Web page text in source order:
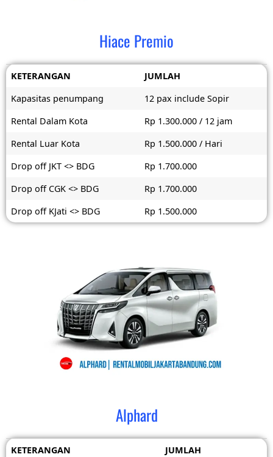
Hiace Premio
KETERANGAN
JUMLAH
Kapasitas penumpang
12 pax include Sopir
Rental Dalam Kota
Rp 1.300.000 / 12 jam
Rental Luar Kota
Rp 1.500.000 / Hari
Drop off JKT <> BDG
Rp 1.700.000
Drop off CGK <> BDG
Rp 1.700.000
Drop off KJati <> BDG
Rp 1.500.000
Alphard
KETERANGAN
JUMLAH